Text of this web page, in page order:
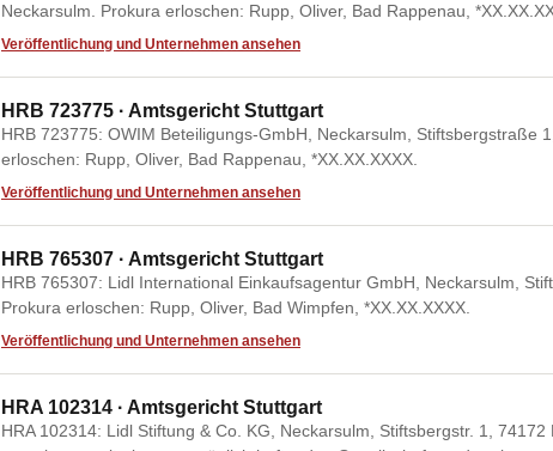
Neckarsulm. Prokura erloschen: Rupp, Oliver, Bad Rappenau,
Veröffentlichung und Unternehmen ansehen
HRB 723775 · Amtsgericht Stuttgart
HRB 723775: OWIM Beteiligungs-GmbH, Neckarsulm, Stiftsbergstraße
erloschen: Rupp, Oliver, Bad Rappenau, *XX.XX.XXXX.
Veröffentlichung und Unternehmen ansehen
HRB 765307 · Amtsgericht Stuttgart
HRB 765307: Lidl International Einkaufsagentur GmbH, Neckarsulm,
Prokura erloschen: Rupp, Oliver, Bad Wimpfen, *XX.XX.XXXX.
Veröffentlichung und Unternehmen ansehen
HRA 102314 · Amtsgericht Stuttgart
HRA 102314: Lidl Stiftung & Co. KG, Neckarsulm, Stiftsbergstr. 1,